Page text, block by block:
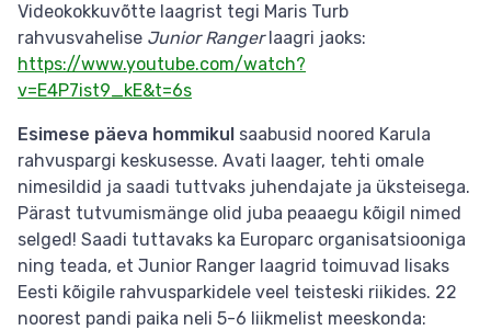
Videokokkuvõtte laagrist tegi Maris Turb
rahvusvahelise Junior Rangerlaagri jaoks:
https://www.youtube.com/watch?
v=E4P7ist9_kE&t=6s
Esimese päeva hommikul saabusid noored Karula
rahvuspargi keskusesse. Avati laager, tehti omale
nimesildid ja saadi tuttvaks juhendajate ja üksteisega.
Pärast tutvumismänge olid juba peaaegu kõigil nimed
selged! Saadi tuttavaks ka Europarc organisatsiooniga
ning teada, et Junior Ranger laagrid toimuvad lisaks
Eesti kõigile rahvusparkidele veel teisteski riikides. 22
noorest pandi paika neli 5-6 liikmelist meeskonda: